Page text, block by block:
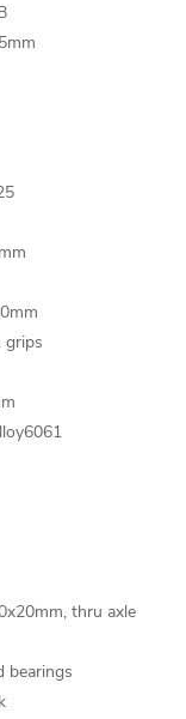
grips
thru axle
bearings